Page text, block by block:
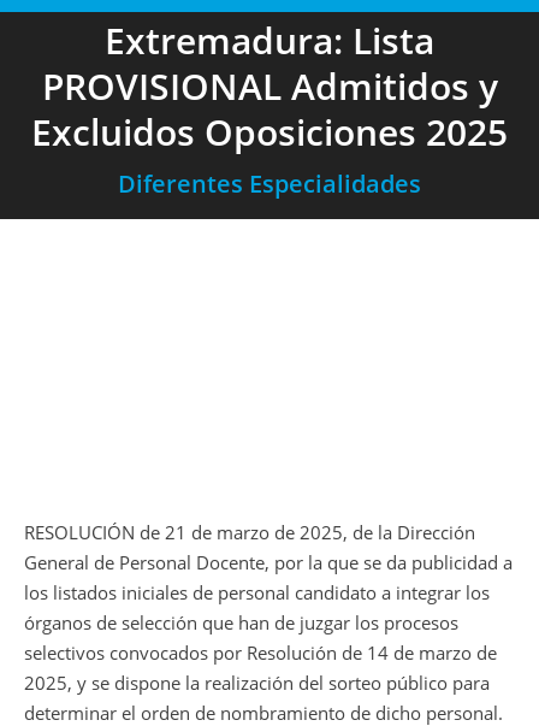
Extremadura: Lista
PROVISIONAL Admitidos y
Excluidos Oposiciones 2025
Diferentes Especialidades
RESOLUCIÓN de 21 de marzo de 2025, de la Dirección
General de Personal Docente, por la que se da publicidad a
los listados iniciales de personal candidato a integrar los
órganos de selección que han de juzgar los procesos
selectivos convocados por Resolución de 14 de marzo de
2025, y se dispone la realización del sorteo público para
determinar el orden de nombramiento de dicho personal.